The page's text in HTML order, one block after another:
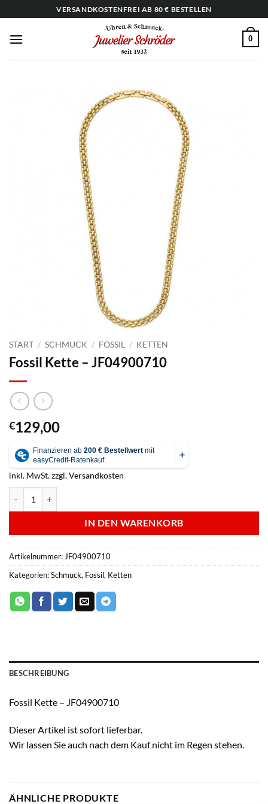
Inhalt
springen
VERSANDKOSTENFREI AB 80 € BESTELLEN
0
START / SCHMUCK / FOSSIL / KETTEN
Fossil Kette – JF04900710
€129,00
inkl. MwSt.zzgl.Versandkosten
IN DEN WARENKORB
Artikelnummer:JF04900710
Kategorien:Schmuck, Fossil, Ketten
BESCHREIBUNG
Fossil Kette – JF04900710
Dieser Artikel ist sofort lieferbar.
Wir lassen Sie auch nach dem Kauf nicht im Regen stehen.
ÄHNLICHE PRODUKTE